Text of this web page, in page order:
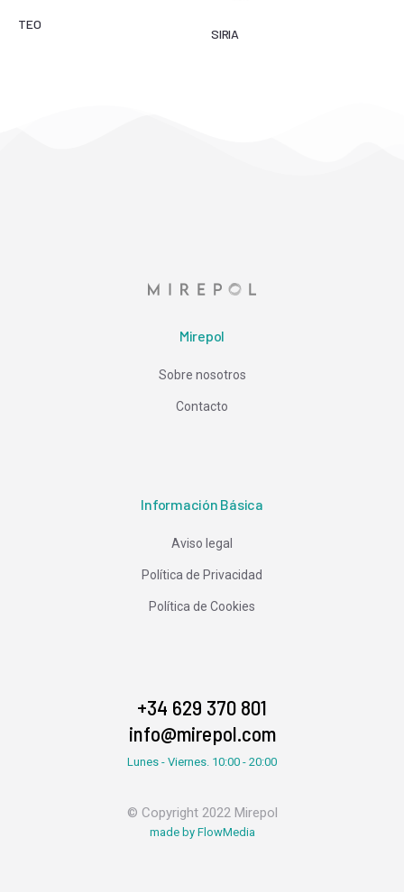
TEO
SIRIA
Mirepol
Sobre nosotros
Contacto
Información Básica
Aviso legal
Política de Privacidad
Política de Cookies
+34 629 370 801
info@mirepol.com
Lunes - Viernes. 10:00 - 20:00
© Copyright 2022 Mirepol
made by FlowMedia